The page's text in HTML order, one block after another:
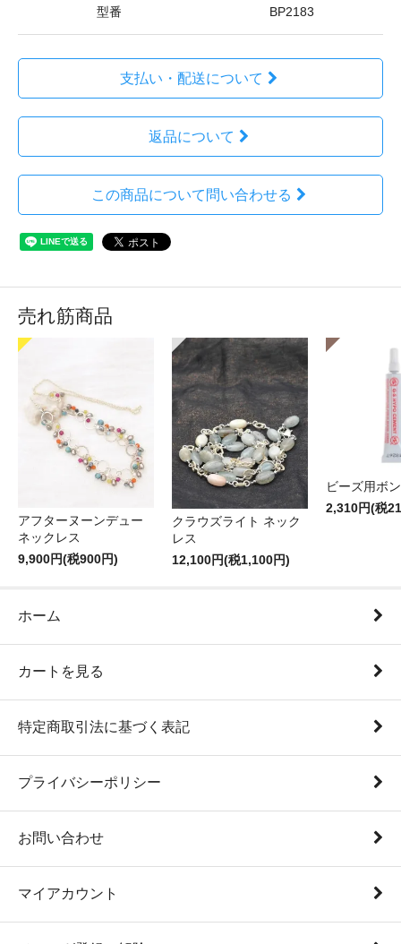
型番 BP2183
支払い・配送について
返品について
この商品について問い合わせる
売れ筋商品
アフターヌーンデュー
ネックレス
9,900円(税900円)
クラウズライト ネック
レス
12,100円(税1,100円)
ビーズ用ボ
2,310円(税
ホーム
カートを見る
特定商取引法に基づく表記
プライバシーポリシー
お問い合わせ
マイアカウント